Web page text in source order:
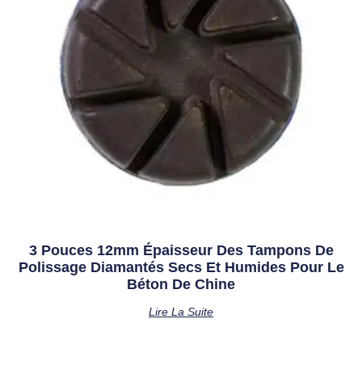
3 Pouces 12mm Épaisseur Des Tampons De
Polissage Diamantés Secs Et Humides Pour Le
Béton De Chine
Lire La Suite